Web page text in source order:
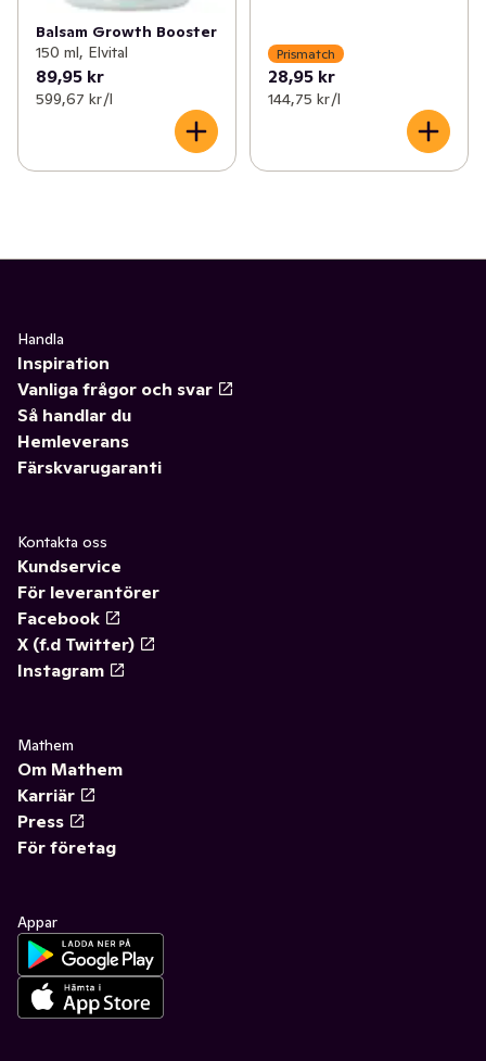
Balsam Growth Booster
150 ml, Elvital
89,95 kr
599,67 kr /l
Prismatch
28,95 kr
144,75 kr /l
Handla
Inspiration
Vanliga frågor och svar
Så handlar du
Hemleverans
Färskvarugaranti
Kontakta oss
Kundservice
För leverantörer
Facebook
X (f.d Twitter)
Instagram
Mathem
Om Mathem
Karriär
Press
För företag
Appar